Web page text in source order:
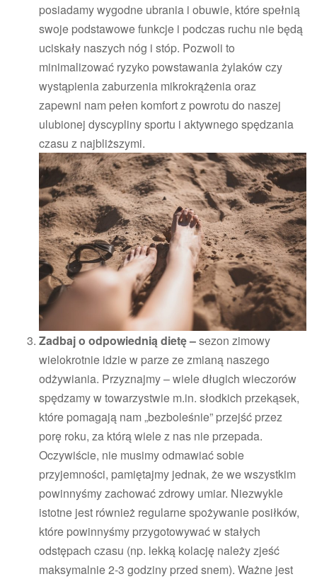
posiadamy wygodne ubrania i obuwie, które spełnią
swoje podstawowe funkcje i podczas ruchu nie będą
uciskały naszych nóg i stóp. Pozwoli to
minimalizować ryzyko powstawania żylaków czy
wystąpienia zaburzenia mikrokrążenia oraz
zapewni nam pełen komfort z powrotu do naszej
ulubionej dyscypliny sportu i aktywnego spędzania
czasu z najbliższymi.
Zadbaj o odpowiednią dietę –sezon zimowy
wielokrotnie idzie w parze ze zmianą naszego
odżywiania. Przyznajmy – wiele długich wieczorów
spędzamy w towarzystwie m.in. słodkich przekąsek,
które pomagają nam „bezboleśnie” przejść przez
porę roku, za którą wiele z nas nie przepada.
Oczywiście, nie musimy odmawiać sobie
przyjemności, pamiętajmy jednak, że we wszystkim
powinnyśmy zachować zdrowy umiar. Niezwykle
istotne jest również regularne spożywanie posiłków,
które powinnyśmy przygotowywać w stałych
odstępach czasu (np. lekką kolację należy zjeść
maksymalnie 2-3 godziny przed snem). Ważne jest